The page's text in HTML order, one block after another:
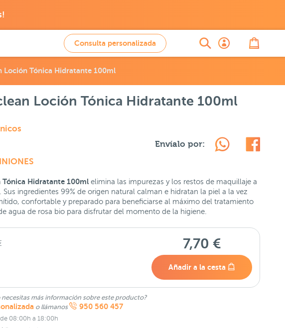
Consulta personalizada
Loción Tónica Hidratante 100ml
Loción Tónica Hidratante 100ml
Envíalo por:
Hidratante 100mlelimina las impurezas y los restos de maquillaje a
ingredientes 99% de origen natural calman e hidratan la piel a la vez
confortable y preparado para beneficiarse al máximo del tratamiento
agua de rosa bio para disfrutar del momento de la higiene.
7,70 €
Añadir a la cesta
necesitas más información sobre este producto?
o llámanos 950 560 457
08:00h a 18:00h